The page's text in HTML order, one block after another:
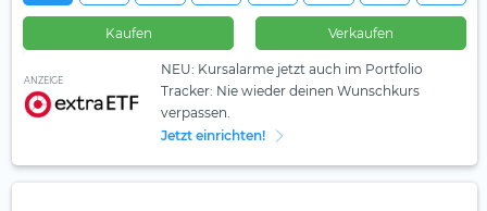
Kaufen Verkaufen
ANZEIGE
NEU: Kursalarme jetzt auch im Portfolio
Tracker: Nie wieder deinen Wunschkurs
verpassen.
Jetzt einrichten!